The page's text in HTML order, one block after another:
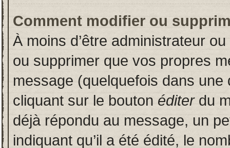
Comment modifier ou
À moins d’être administrateur
ou supprimer que vos propres
message (quelquefois dans
cliquant sur le bouton éditerdu
déjà répondu au message, un
indiquant qu’il a été édité, le